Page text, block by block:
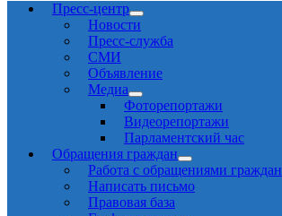
Пресс-центр
Новости
Пресс-служба
СМИ
Объявление
Медиа
Фоторепортажи
Видеорепортажи
Парламентский час
Обращения граждан
Работа с обращениями граждан
Написать письмо
Правовая база